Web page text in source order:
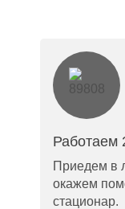
Работаем
Приедем в
окажем
стационар.